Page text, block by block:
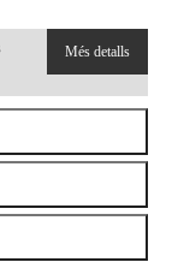
Més detalls